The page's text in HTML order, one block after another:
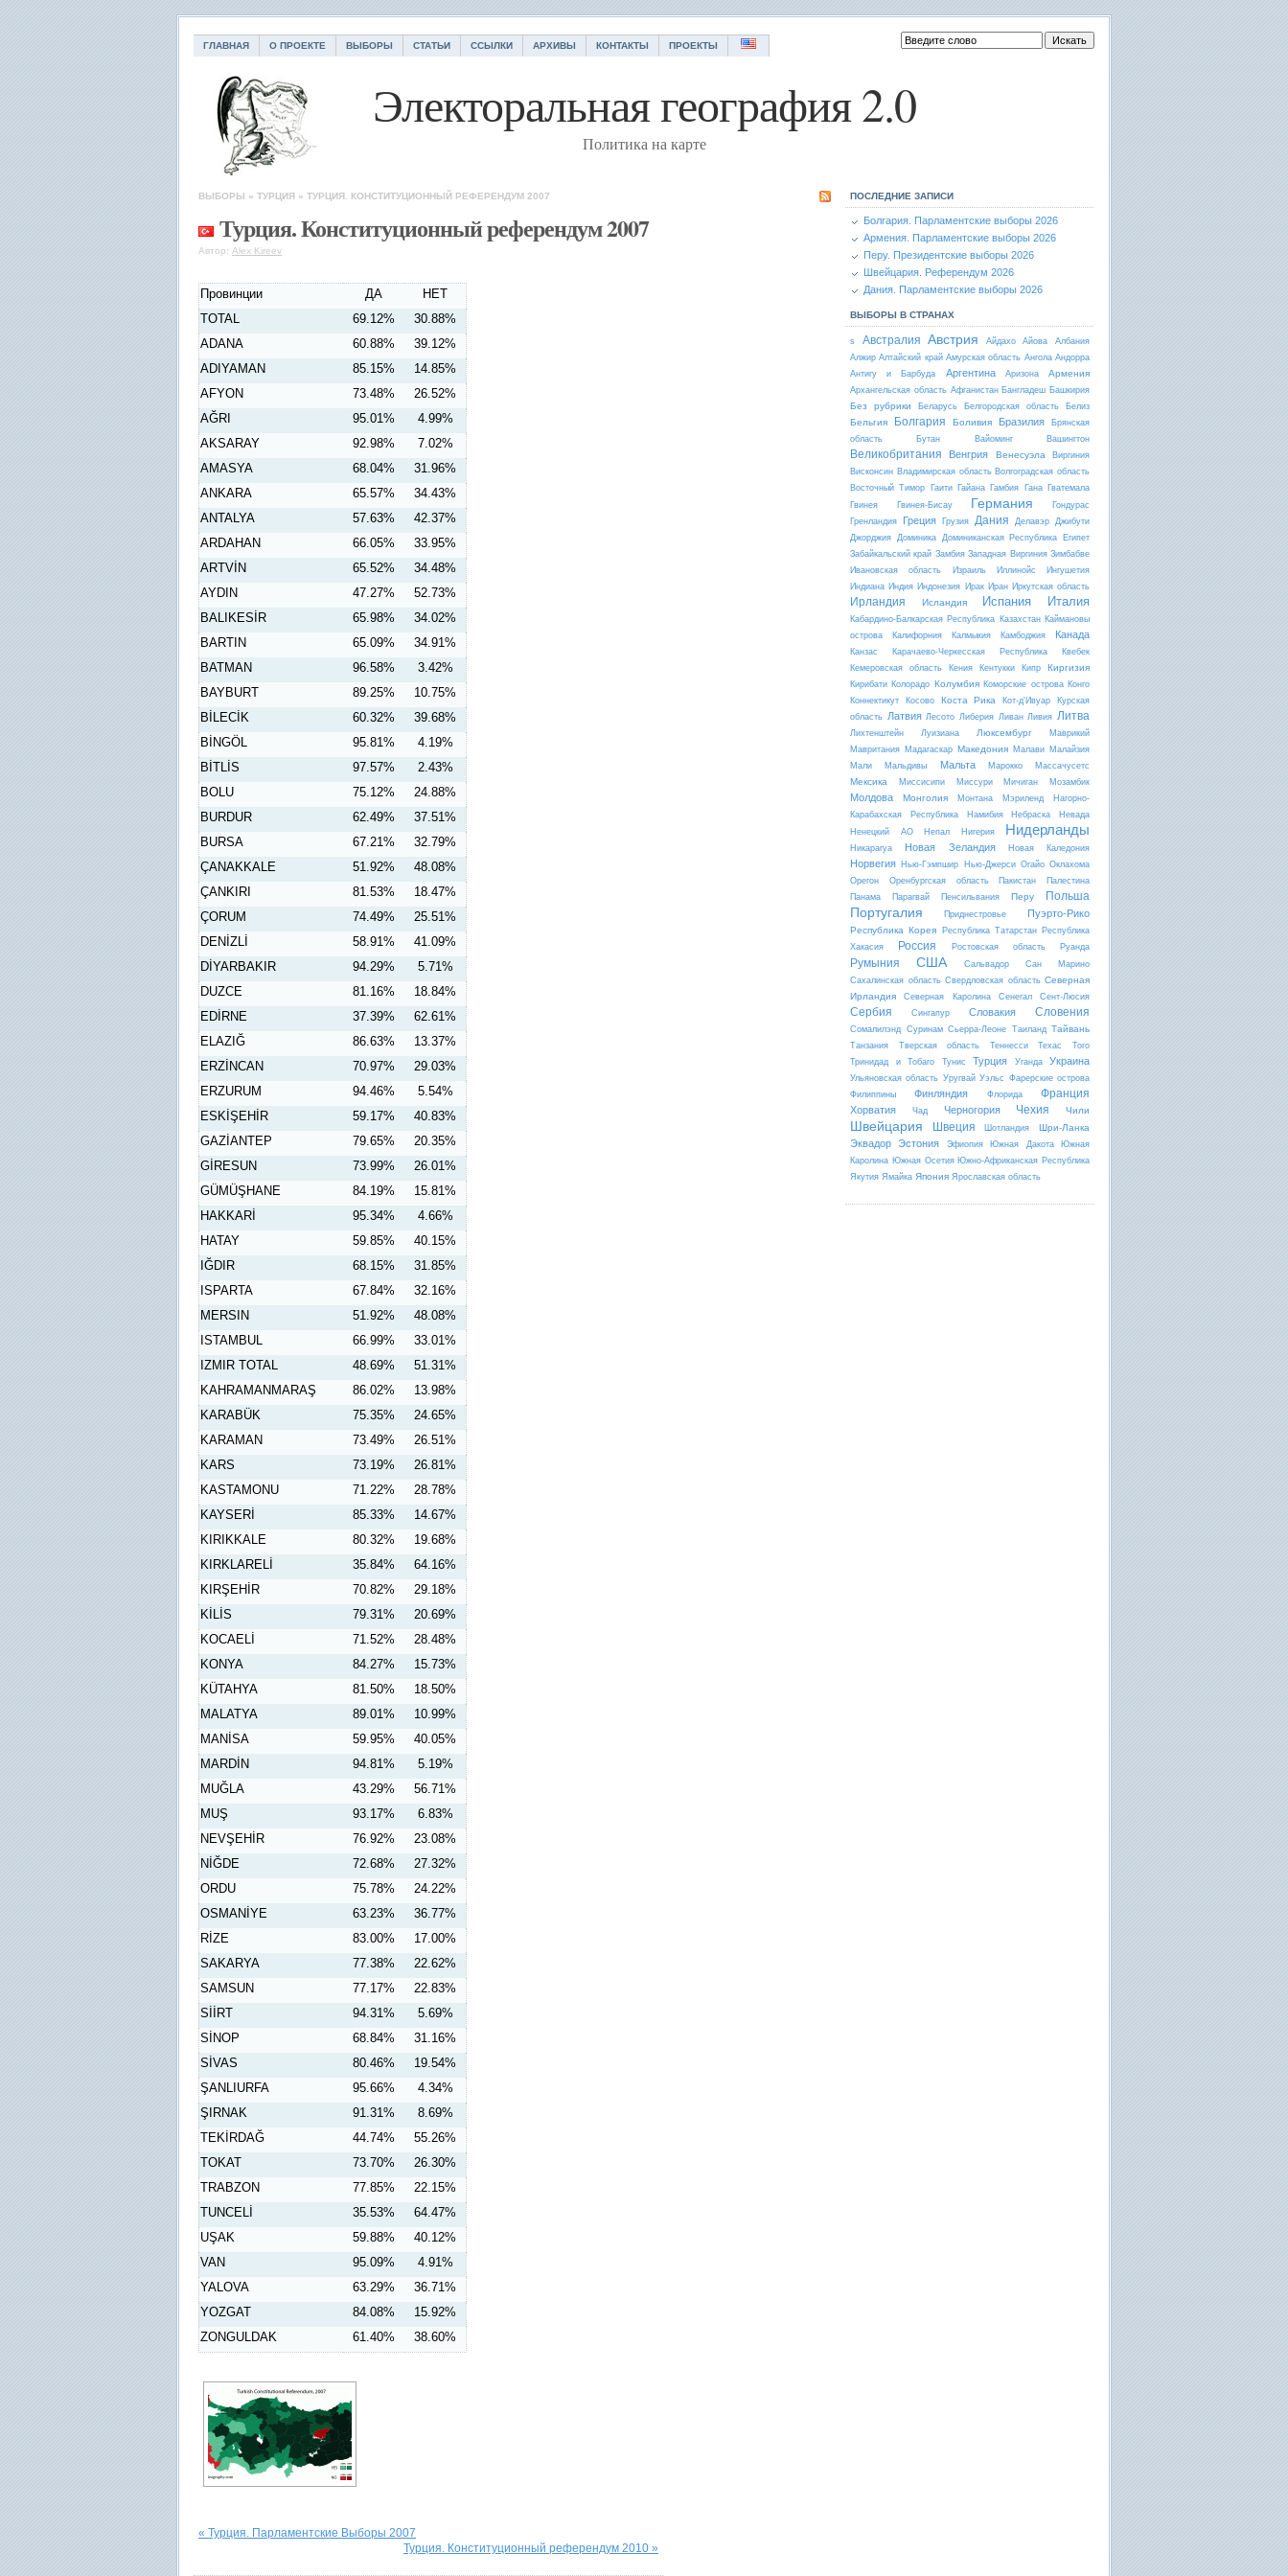
ГЛАВНАЯ О ПРОЕКТЕ ВЫБОРЫ СТАТЬИ ССЫЛКИ АРХИВЫ КОНТАКТЫ ПРОЕКТЫ
Электоральная география 2.0
Политика на карте
ВЫБОРЫ » ТУРЦИЯ » ТУРЦИЯ. КОНСТИТУЦИОННЫЙ РЕФЕРЕНДУМ 2007
Турция. Конституционный референдум 2007
Автор: Alex Kireev
Провинции ДА
НЕТ
TOTAL
69.12%
30.88%
ADANA
60.88%
39.12%
ADIYAMAN
85.15%
14.85%
AFYON
73.48%
26.52%
AĞRI
95.01%
4.99%
AKSARAY
92.98%
7.02%
AMASYA
68.04%
31.96%
ANKARA
65.57%
34.43%
ANTALYA
57.63%
42.37%
ARDAHAN
66.05%
33.95%
ARTVİN
65.52%
34.48%
AYDIN
47.27%
52.73%
BALIKESİR
65.98%
34.02%
BARTIN
65.09%
34.91%
BATMAN
96.58%
3.42%
BAYBURT
89.25%
10.75%
BİLECİK
60.32%
39.68%
BİNGÖL
95.81%
4.19%
BİTLİS
97.57%
2.43%
BOLU
75.12%
24.88%
BURDUR
62.49%
37.51%
BURSA
67.21%
32.79%
ÇANAKKALE
51.92%
48.08%
ÇANKIRI
81.53%
18.47%
ÇORUM
74.49%
25.51%
DENİZLİ
58.91%
41.09%
DİYARBAKIR
94.29%
5.71%
DUZCE
81.16%
18.84%
EDİRNE
37.39%
62.61%
ELAZIĞ
86.63%
13.37%
ERZİNCAN
70.97%
29.03%
ERZURUM
94.46%
5.54%
ESKİŞEHİR
59.17%
40.83%
GAZİANTEP
79.65%
20.35%
GİRESUN
73.99%
26.01%
GÜMÜŞHANE
84.19%
15.81%
HAKKARİ
95.34%
4.66%
HATAY
59.85%
40.15%
IĞDIR
68.15%
31.85%
ISPARTA
67.84%
32.16%
MERSIN
51.92%
48.08%
ISTAMBUL
66.99%
33.01%
IZMIR TOTAL
48.69%
51.31%
KAHRAMANMARAŞ
86.02%
13.98%
KARABÜK
75.35%
24.65%
KARAMAN
73.49%
26.51%
KARS
73.19%
26.81%
KASTAMONU
71.22%
28.78%
KAYSERİ
85.33%
14.67%
KIRIKKALE
80.32%
19.68%
KIRKLARELİ
35.84%
64.16%
KIRŞEHİR
70.82%
29.18%
KİLİS
79.31%
20.69%
KOCAELİ
71.52%
28.48%
KONYA
84.27%
15.73%
KÜTAHYA
81.50%
18.50%
MALATYA
89.01%
10.99%
MANİSA
59.95%
40.05%
MARDİN
94.81%
5.19%
MUĞLA
43.29%
56.71%
MUŞ
93.17%
6.83%
NEVŞEHİR
76.92%
23.08%
NİĞDE
72.68%
27.32%
ORDU
75.78%
24.22%
OSMANİYE
63.23%
36.77%
RİZE
83.00%
17.00%
SAKARYA
77.38%
22.62%
SAMSUN
77.17%
22.83%
SİİRT
94.31%
5.69%
SİNOP
68.84%
31.16%
SİVAS
80.46%
19.54%
ŞANLIURFA
95.66%
4.34%
ŞIRNAK
91.31%
8.69%
TEKİRDAĞ
44.74%
55.26%
TOKAT
73.70%
26.30%
TRABZON
77.85%
22.15%
TUNCELİ
35.53%
64.47%
UŞAK
59.88%
40.12%
VAN
95.09%
4.91%
YALOVA
63.29%
36.71%
YOZGAT
84.08%
15.92%
ZONGULDAK
61.40% 38.60%
« Турция. Парламентские Выборы 2007
Турция. Конституционный референдум 2010 »
ПОСЛЕДНИЕ ЗАПИСИ
Болгария. Парламентские выборы 2026
Армения. Парламентские выборы 2026
Перу. Президентские выборы 2026
Швейцария. Референдум 2026
Дания. Парламентские выборы 2026
ВЫБОРЫ В СТРАНАХ
s Австралия Австрия Айдахо Айова
Албания
Алжир Алтайский край Амурская область Ангола Андорра
Антигу и Барбуда
Аргентина Аризона Армения
Архангельская область Афганистан Бангладеш Башкирия
Без рубрики Беларусь Белгородская область Белиз
Бельгия Болгария Боливия Бразилия
Брянская
область
Бутан Вайоминг Вашингтон
Великобритания Венгрия Венесуэла
Виргиния
Висконсин Владимирская область Волгоградская область
Восточный Тимор
Гаити Гайана Гамбия Гана
Гватемала
Гвинея
Гвинея-Бисау Германия
Гондурас
Гренландия
Греция Грузия Дания Делавэр Джибути
Джорджия Доминика Доминиканская Республика
Египет
Забайкальский край Замбия Западная Виргиния Зимбабве
Ивановская область
Израиль Иллинойс
Ингушетия
Индиана Индия Индонезия Ирак Иран Иркутская область
Ирландия Исландия Испания Италия
Кабардино-Балкарская Республика Казахстан Каймановы
острова
Калифорния Калмыкия Камбоджия Канада
Канзас Карачаево-Черкесская Республика
Квебек
Кемеровская область
Кения Кентукки Кипр Киргизия
Кирибати Колорадо Колумбия Коморские острова Конго
Коннектикут
Косово Коста Рика Кот-д'Ивуар
Курская
область Латвия Лесото Либерия Ливан Ливия Литва
Лихтенштейн Луизиана Люксембург
Маврикий
Мавритания Мадагаскар Македония Малави Малайзия
Мали
Мальдивы Мальта Марокко Массачусетс
Мексика Миссисипи Миссури Мичиган Мозамбик
Молдова Монголия Монтана Мэриленд
Нагорно-
Карабахская Республика
Намибия Небраска
Невада
Ненецкий АО
Непал Нигерия Нидерланды
Никарагуа Новая Зеландия Новая Каледония
Норвегия Нью-Гэмпшир Нью-Джерси Огайо Оклахома
Орегон
Оренбургская область Пакистан
Палестина
Панама
Парагвай Пенсильвания Перу Польша
Португалия Приднестровье Пуэрто-Рико
Республика Корея Республика Татарстан
Республика
Хакасия
Россия Ростовская область Руанда
Румыния США Сальвадор
Сан Марино
Сахалинская область Свердловская область Северная
Ирландия
Северная Каролина Сенегал Сент-Люсия
Сербия Сингапур Словакия Словения
Сомалилэнд Суринам Сьерра-Леоне Таиланд Тайвань
Танзания Тверская область Теннесси Техас
Того
Тринидад и Тобаго
Тунис Турция Уганда Украина
Ульяновская область Уругвай Уэльс Фарерские острова
Филиппины
Финляндия Флорида Франция
Хорватия Чад Черногория Чехия Чили
Швейцария Швеция Шотландия Шри-Ланка
Эквадор Эстония Эфиопия Южная Дакота
Южная
Каролина Южная Осетия Южно-Африканская Республика
Якутия Ямайка Япония Ярославская область